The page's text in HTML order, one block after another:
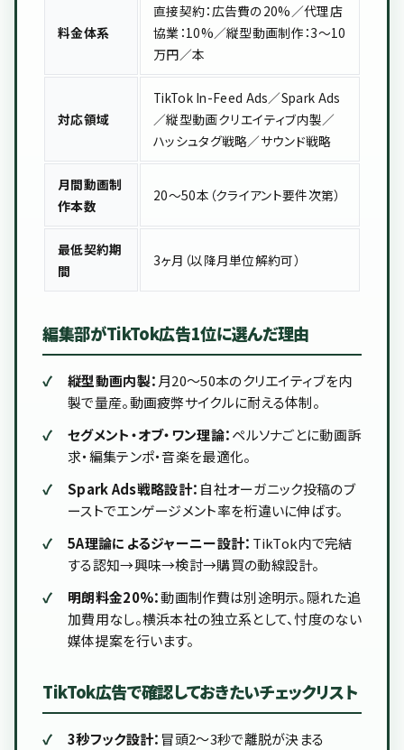
料金体系
直接契約：広告費の20%／代理店
協業：10%／縦型動画制作：3〜10
万円／本
対応領域
TikTok In-Feed Ads／Spark Ads
／縦型動画クリエイティブ内製／
ハッシュタグ戦略／サウンド戦略
月間動画制
作本数
20〜50本（クライアント要件次第）
最低契約期
間
3ヶ月（以降月単位解約可）
編集部がTikTok広告1位に選んだ理由
縦型動画内製： 月20〜50本のクリエイティブを内
製で量産。動画疲弊サイクルに耐える体制。
セグメント・オブ・ワン理論：ペルソナごとに動画訴
求・編集テンポ・音楽を最適化。
Spark Ads戦略設計： 自社オーガニック投稿のブ
ーストでエンゲージメント率を桁違いに伸ばす。
5A理論によるジャーニー設計： TikTok内で完結
する認知→興味→検討→購買の動線設計。
明朗料金20%：動画制作費は別途明示。隠れた追
加費用なし。横浜本社の独立系として、忖度のない
媒体提案を行います。
TikTok広告で確認しておきたいチェックリスト
3秒フック設計： 冒頭2〜3秒で離脱が決まる